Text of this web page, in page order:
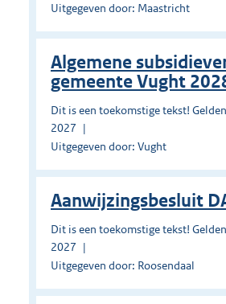
Uitgegeven door: Maastricht
Algemene
gemeente Vught
Dit is een toekomstige tekst!
2027
Uitgegeven door: Vught
Aanwijzingsbesluit
Dit is een toekomstige tekst!
2027
Uitgegeven door: Roosendaal